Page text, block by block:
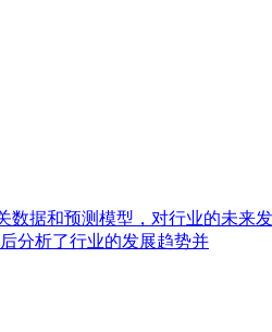
据和预测模型，对行业的未来
分析了行业的发展趋势并